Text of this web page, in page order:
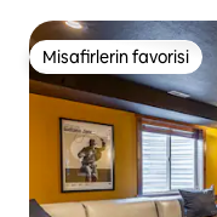
Misafirlerin favorisi
Misafirlerin favorisi